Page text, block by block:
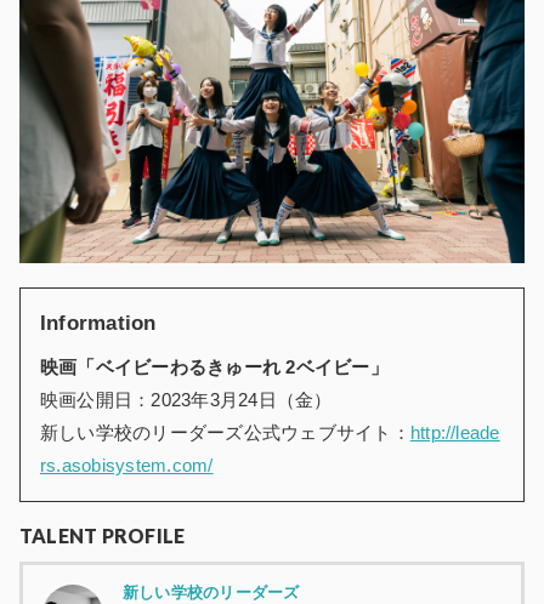
Information
映画「ベイビーわるきゅーれ 2ベイビー」
映画公開日：2023年3月24日（金）
新しい学校のリーダーズ公式ウェブサイト： http://leade
rs.asobisystem.com/
TALENT PROFILE
新しい学校のリーダーズ